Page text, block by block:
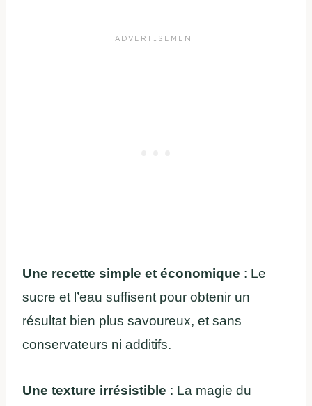
Une recette simple et économique : Le
sucre et l’eau suffisent pour obtenir un
résultat bien plus savoureux, et sans
conservateurs ni additifs.
Une texture irrésistible : La magie du